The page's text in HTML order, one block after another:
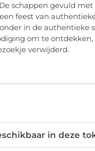
schappen gevuld
feest van
in de authentieke
om te
verwijderd.
in deze